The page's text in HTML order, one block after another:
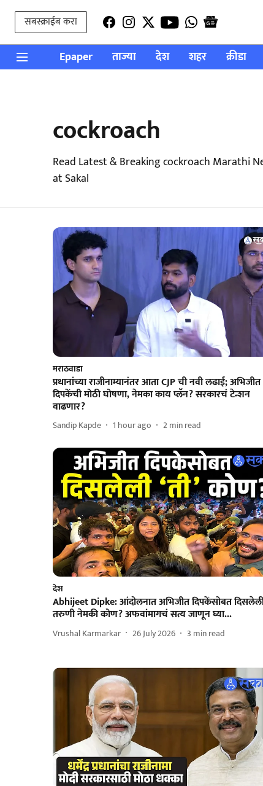
सबस्क्राईब करा
Epaper ताज्या देश शहर क्रीडा
cockroach
Read Latest & Breaking cockroach Marathi
at Sakal
मराठवाडा
प्रधानांच्या राजीनाम्यानंतर आता CJP ची नवी लढाई; अभिजीत
दिपकेंची मोठी घोषणा, नेमका काय प्लॅन? सरकारचं टेन्शन
वाढणार?
Sandip Kapde 1 hour ago 2min read
देश
Abhijeet Dipke: आंदोलनात अभिजीत दिपकेंसोबत
तरुणी नेमकी कोण? अफवांमागचं सत्य जाणून घ्या...
Vrushal Karmarkar 26 July 2026 3 min read